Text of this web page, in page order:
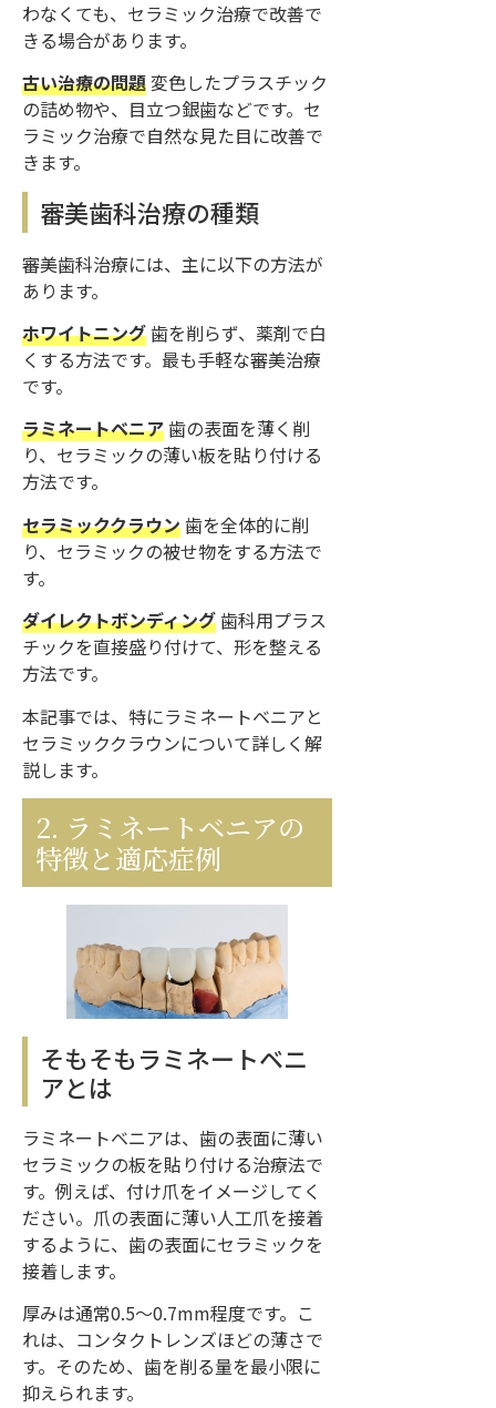
わなくても、セラミック治療で改善で
きる場合があります。
古い治療の問題変色したプラスチック
の詰め物や、目立つ銀歯などです。セ
ラミック治療で自然な見た目に改善で
きます。
審美歯科治療の種類
審美歯科治療には、主に以下の方法が
あります。
ホワイトニング歯を削らず、薬剤で白
くする方法です。最も手軽な審美治療
です。
ラミネートベニア歯の表面を薄く削
り、セラミックの薄い板を貼り付ける
方法です。
セラミッククラウン歯を全体的に削
り、セラミックの被せ物をする方法で
す。
ダイレクトボンディング歯科用プラス
チックを直接盛り付けて、形を整える
方法です。
本記事では、特にラミネートベニアと
セラミッククラウンについて詳しく解
説します。
2. ラミネートベニアの
特徴と適応症例
そもそもラミネートベニ
アとは
ラミネートベニアは、歯の表面に薄い
セラミックの板を貼り付ける治療法で
す。例えば、付け爪をイメージしてく
ださい。爪の表面に薄い人工爪を接着
するように、歯の表面にセラミックを
接着します。
厚みは通常0.5〜0.7mm程度です。こ
れは、コンタクトレンズほどの薄さで
す。そのため、歯を削る量を最小限に
抑えられます。